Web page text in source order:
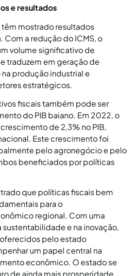
e resultados
mostrado resultados
Com a redução do ICMS, o
volume significativo de
traduzem em geração de
produção industrial e
estratégicos.
fiscais também pode ser
do PIB baiano. Em 2022, o
de 2,3% no PIB,
Este crescimento foi
pelo agronegócio e pelo
beneficiados por políticas
que políticas fiscais bem
para o
regional. Com uma
e na inovação,
pelo estado
um papel central na
econômico. O estado se